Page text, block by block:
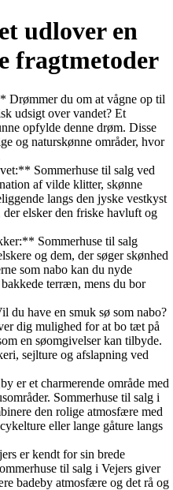
udlover en
fragtmetoder
Drømmer du om at vågne op til
udsigt over vandet? Et
opfylde denne drøm. Disse
og naturskønne områder, hvor
Sommerhuse til salg ved
af vilde klitter, skønne
langs den jyske vestkyst
der elsker den friske havluft og
Sommerhuse til salg
og dem, der søger skønhed
som nabo kan du nyde
terræn, mens du bor
du have en smuk sø som nabo?
dig mulighed for at bo tæt på
en søomgivelser kan tilbyde.
sejlture og afslapning ved
er et charmerende område med
Sommerhuse til salg i
den rolige atmosfære med
eller lange gåture langs
er kendt for sin brede
til salg i Vejers giver
badeby atmosfære og det rå og